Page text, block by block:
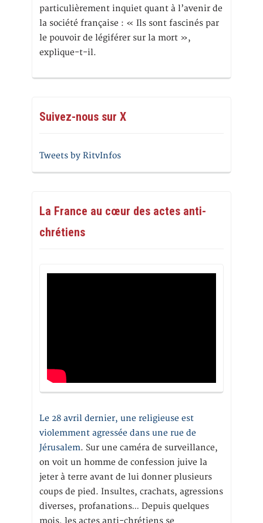
particulièrement inquiet quant à l’avenir de
la société française : « Ils sont fascinés par
le pouvoir de légiférer sur la mort »,
explique-t-il.
Suivez-nous sur X
Tweets by RitvInfos
La France au cœur des actes anti-
chrétiens
Le 28 avril dernier, une religieuse est
violemment agressée dans une rue de
Jérusalem. Sur une caméra de surveillance,
on voit un homme de confession juive la
jeter à terre avant de lui donner plusieurs
coups de pied. Insultes, crachats, agressions
diverses, profanations… Depuis quelques
mois, les actes anti-chrétiens se